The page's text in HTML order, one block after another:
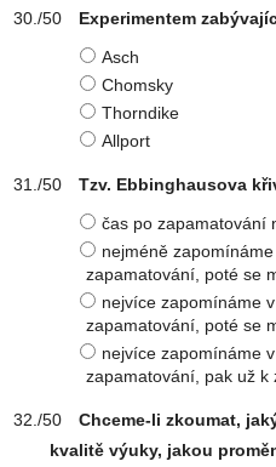
Experimentem
Asch
Chomsky
Thorndike
Allport
Tzv. Ebbinghausova
čas po zapamatování
nejméně
zapamatování, poté se
nejvíce zapomínáme
zapamatování, poté se
nejvíce zapomínáme
zapamatování, pak už
Chceme-li zkoumat,
kvalitě výuky, jakou